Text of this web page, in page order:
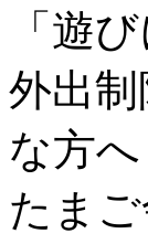
「遊
外出
な方へ
たま